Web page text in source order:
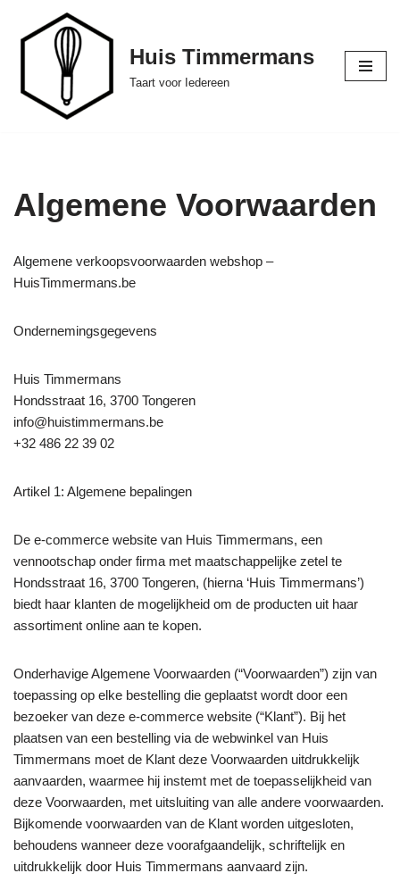
de
inhoud
Huis Timmermans
Taart voor Iedereen
Algemene Voorwaarden
Algemene verkoopsvoorwaarden webshop –
HuisTimmermans.be
Ondernemingsgegevens
Huis Timmermans
Hondsstraat 16, 3700 Tongeren
info@huistimmermans.be
+32 486 22 39 02
Artikel 1: Algemene bepalingen
De e-commerce website van Huis Timmermans, een
vennootschap onder firma met maatschappelijke zetel te
Hondsstraat 16, 3700 Tongeren, (hierna ‘Huis Timmermans’)
biedt haar klanten de mogelijkheid om de producten uit haar
assortiment online aan te kopen.
Onderhavige Algemene Voorwaarden (“Voorwaarden”) zijn van
toepassing op elke bestelling die geplaatst wordt door een
bezoeker van deze e-commerce website (“Klant”). Bij het
plaatsen van een bestelling via de webwinkel van Huis
Timmermans moet de Klant deze Voorwaarden uitdrukkelijk
aanvaarden, waarmee hij instemt met de toepasselijkheid van
deze Voorwaarden, met uitsluiting van alle andere voorwaarden.
Bijkomende voorwaarden van de Klant worden uitgesloten,
behoudens wanneer deze voorafgaandelijk, schriftelijk en
uitdrukkelijk door Huis Timmermans aanvaard zijn.